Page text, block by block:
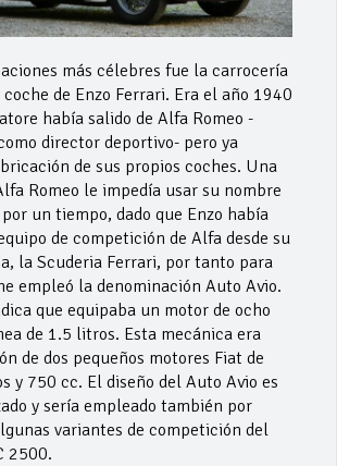
más célebres fue la carrocería
de Enzo Ferrari. Era el año 1940
había salido de Alfa Romeo -
director deportivo- pero ya
de sus propios coches. Una
Romeo le impedía usar su nombre
un tiempo, dado que Enzo había
de competición de Alfa desde su
la Scuderia Ferrari, por tanto para
empleó la denominación Auto Avio.
que equipaba un motor de ocho
de 1.5 litros. Esta mecánica era
de dos pequeños motores Fiat de
y 750 cc. El diseño del Auto Avio es
y sería empleado también por
variantes de competición del
2500.